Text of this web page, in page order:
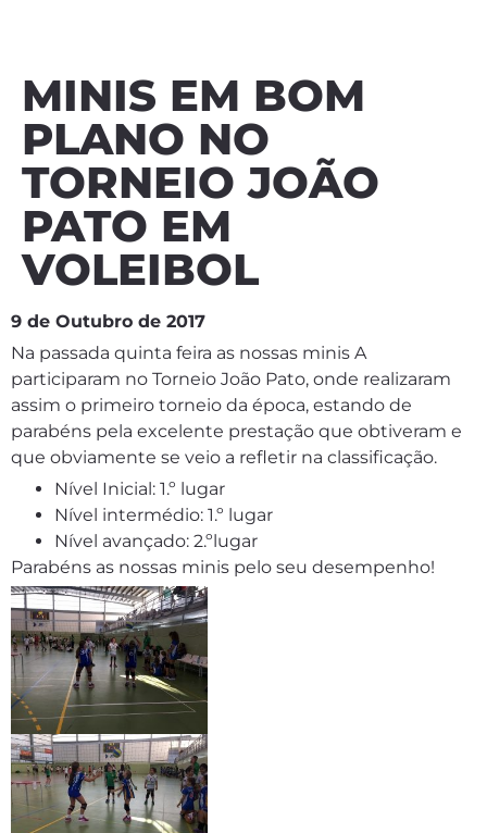
MINIS EM BOM
PLANO NO
TORNEIO JOÃO
PATO EM
VOLEIBOL
9 de Outubro de 2017
Na passada quinta feira as nossas minis A
participaram no Torneio João Pato, onde realizaram
assim o primeiro torneio da época, estando de
parabéns pela excelente prestação que obtiveram e
que obviamente se veio a refletir na classificação.
Nível Inicial: 1.º lugar
Nível intermédio: 1.º lugar
Nível avançado: 2.ºlugar
Parabéns as nossas minis pelo seu desempenho!